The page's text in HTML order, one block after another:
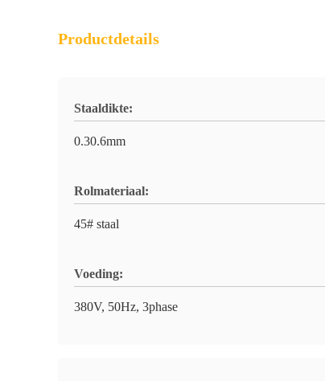
Productdetails
Staaldikte:
0.30.6mm
Rolmateriaal:
45# staal
Voeding:
380V, 50Hz, 3phase